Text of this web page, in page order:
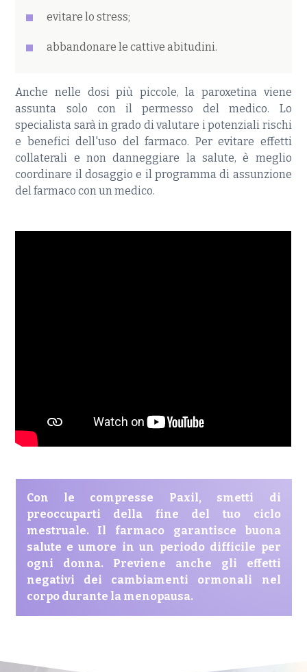
evitare lo stress;
abbandonare le cattive abitudini.
Anche nelle dosi più piccole, la paroxetina viene
assunta solo con il permesso del medico. Lo
specialista sarà in grado di valutare i potenziali rischi
e benefici dell'uso del farmaco. Per evitare effetti
collaterali e non danneggiare la salute, è meglio
coordinare il dosaggio e il programma di assunzione
del farmaco con un medico.
Con le compresse Paxil, smetti di
preoccuparti della fine del tuo ciclo
mestruale. Il farmaco garantisce buona
salute e umore in un periodo difficile per
ogni donna. Previene anche gli effetti
negativi dei cambiamenti ormonali nel
corpo durante la menopausa.